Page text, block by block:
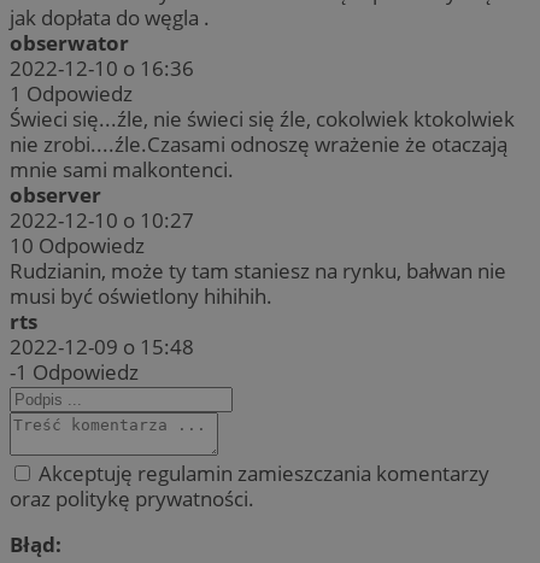
jak dopłata do węgla .
obserwator
2022-12-10 o 16:36
1 Odpowiedz
Świeci się...źle, nie świeci się źle, cokolwiek ktokolwiek
nie zrobi....źle.Czasami odnoszę wrażenie że otaczają
mnie sami malkontenci.
observer
2022-12-10 o 10:27
10 Odpowiedz
Rudzianin, może ty tam staniesz na rynku, bałwan nie
musi być oświetlony hihihih.
rts
2022-12-09 o 15:48
-1 Odpowiedz
Akceptuję regulamin zamieszczania komentarzy
oraz politykę prywatności.
Błąd: